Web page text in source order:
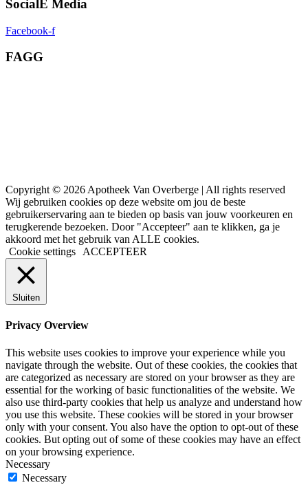
SocialE Media
Facebook-f
FAGG
Copyright © 2026 Apotheek Van Overberge | All rights reserved
Wij gebruiken cookies op deze website om jou de beste
gebruikerservaring aan te bieden op basis van jouw voorkeuren en
terugkerende bezoeken. Door "Accepteer" aan te klikken, ga je
akkoord met het gebruik van ALLE cookies.
Cookie settings
ACCEPTEER
Sluiten
Privacy Overview
This website uses cookies to improve your experience while you
navigate through the website. Out of these cookies, the cookies that
are categorized as necessary are stored on your browser as they are
essential for the working of basic functionalities of the website. We
also use third-party cookies that help us analyze and understand how
you use this website. These cookies will be stored in your browser
only with your consent. You also have the option to opt-out of these
cookies. But opting out of some of these cookies may have an effect
on your browsing experience.
Necessary
Necessary